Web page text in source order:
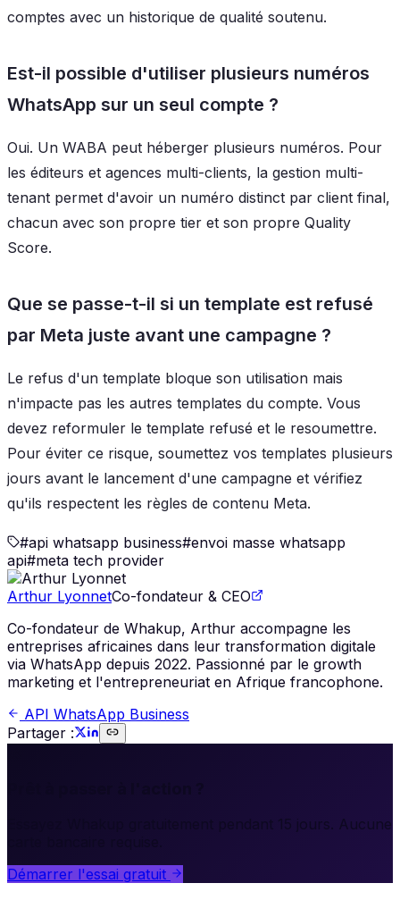
comptes avec un historique de qualité soutenu.
Est-il possible d'utiliser plusieurs numéros
WhatsApp sur un seul compte ?
Oui. Un WABA peut héberger plusieurs numéros. Pour
les éditeurs et agences multi-clients, la gestion multi-
tenant permet d'avoir un numéro distinct par client final,
chacun avec son propre tier et son propre Quality
Score.
Que se passe-t-il si un template est refusé
par Meta juste avant une campagne ?
Le refus d'un template bloque son utilisation mais
n'impacte pas les autres templates du compte. Vous
devez reformuler le template refusé et le resoumettre.
Pour éviter ce risque, soumettez vos templates plusieurs
jours avant le lancement d'une campagne et vérifiez
qu'ils respectent les règles de contenu Meta.
#api whatsapp business#envoi masse whatsapp
api#meta tech provider
Arthur LyonnetCo-fondateur & CEO
Co-fondateur de Whakup, Arthur accompagne les
entreprises africaines dans leur transformation digitale
via WhatsApp depuis 2022. Passionné par le growth
marketing et l'entrepreneuriat en Afrique francophone.
API WhatsApp Business
Partager :
Essayez Whakup gratuitement pendant 15 jours. Aucune
Démarrer l'essai gratuit